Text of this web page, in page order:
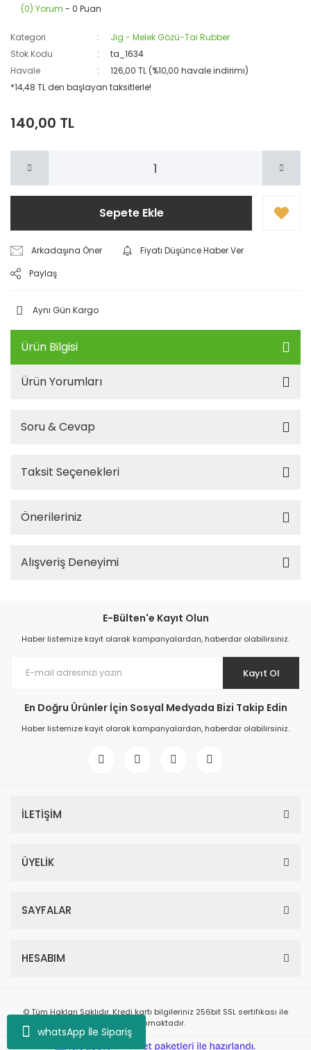
whatsApp İle Sipariş
(0) Yorum - 0 Puan
Kategori
Jig - Melek Gözü-Tai Rubber
Stok Kodu
ta_1634
Havale
126,00 TL (%10,00 havale indirimi)
*14,48 TL den başlayan taksitlerle!
140,00 TL
Sepete Ekle
Arkadaşına Öner
Fiyatı Düşünce Haber Ver
Paylaş
Aynı Gün Kargo
Ürün Bilgisi
Ürün Yorumları
Soru & Cevap
Taksit Seçenekleri
Önerileriniz
Alışveriş Deneyimi
E-Bülten'e Kayıt Olun
Haber listemize kayıt olarak kampanyalardan, haberdar olabilirsiniz.
Kayıt Ol
En Doğru Ürünler İçin Sosyal Medyada Bizi Takip Edin
Haber listemize kayıt olarak kampanyalardan, haberdar olabilirsiniz.
İLETİŞİM
ÜYELİK
SAYFALAR
HESABIM
© Tüm Hakları Saklıdır. Kredi kartı bilgileriniz 256bit SSL sertifikası ile
korunmaktadır.
e-